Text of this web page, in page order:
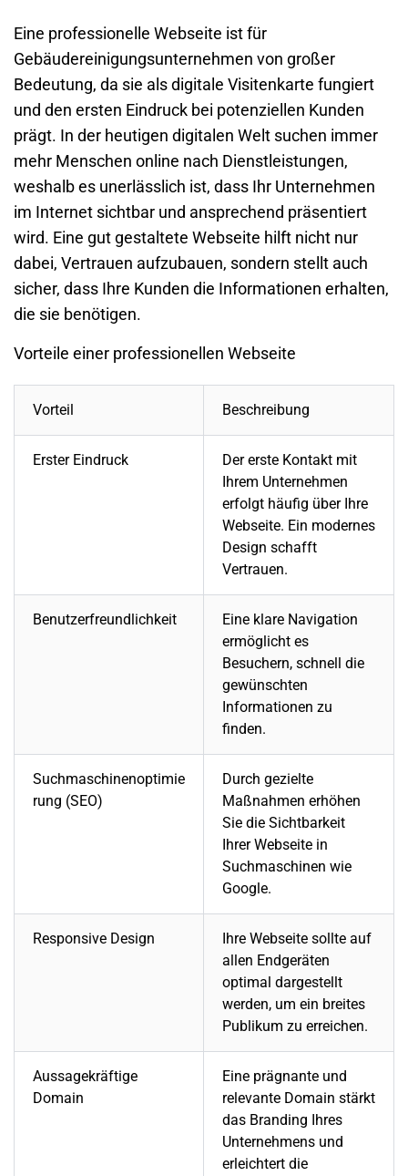
Eine professionelle Webseite ist für
Gebäudereinigungsunternehmen von großer
Bedeutung, da sie als digitale Visitenkarte fungiert
und den ersten Eindruck bei potenziellen Kunden
prägt. In der heutigen digitalen Welt suchen immer
mehr Menschen online nach Dienstleistungen,
weshalb es unerlässlich ist, dass Ihr Unternehmen
im Internet sichtbar und ansprechend präsentiert
wird. Eine gut gestaltete Webseite hilft nicht nur
dabei, Vertrauen aufzubauen, sondern stellt auch
sicher, dass Ihre Kunden die Informationen erhalten,
die sie benötigen.
Vorteile einer professionellen Webseite
Vorteil Beschreibung
Erster Eindruck
Der erste Kontakt mit
Ihrem Unternehmen
erfolgt häufig über Ihre
Webseite. Ein modernes
Design schafft
Vertrauen.
Benutzerfreundlichkeit
Eine klare Navigation
ermöglicht es
Besuchern, schnell die
gewünschten
Informationen zu
finden.
Suchmaschinenoptimie
rung (SEO)
Durch gezielte
Maßnahmen erhöhen
Sie die Sichtbarkeit
IhrerWebseite in
Suchmaschinen wie
Google.
Responsive Design Ihre Webseite sollte auf
allen Endgeräten
optimal dargestellt
werden, um ein breites
Publikum zu erreichen.
Aussagekräftige
Domain
Eine prägnante und
relevante Domain stärkt
das Branding Ihres
Unternehmens und
erleichtert die